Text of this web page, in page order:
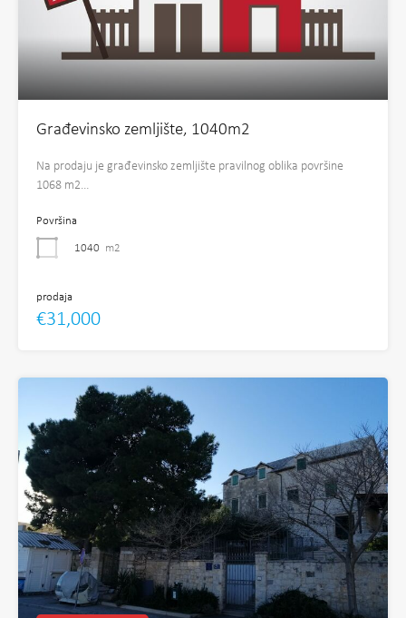
Građevinsko zemljište, 1040m2
Na prodaju je građevinsko zemljište pravilnog oblika površine
1068 m2…
Površina
1040 m2
prodaja
€31,000